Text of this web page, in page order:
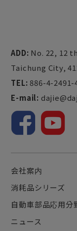
ADD: No. 22, 12
Taichung City,
TEL: 886-4-2491-
E-mail:
会社案内
消耗品シリーズ
自動車部品応用分
ニュース